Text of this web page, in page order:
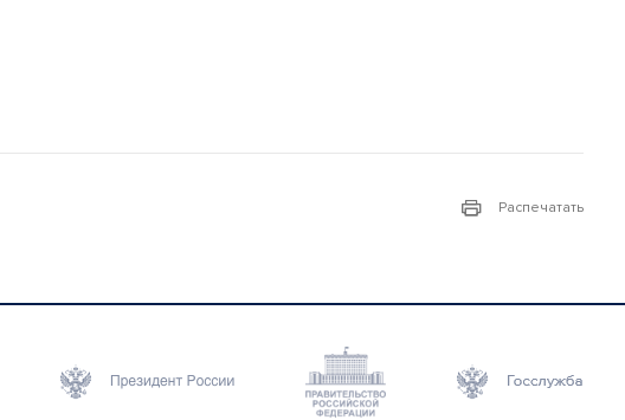
Распечатать